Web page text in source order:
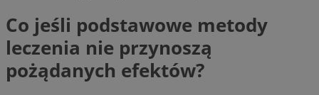
Co jeśli podstawowe metody
leczenia nie przynoszą
pożądanych efektów?